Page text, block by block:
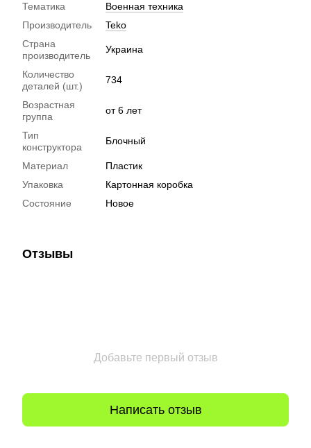
Тематика
Военная техника
Производитель
Teko
Страна
производитель
Украина
Количество
деталей (шт.)
734
Возрастная
группа
от 6 лет
Тип
конструктора
Блочный
Материал
Пластик
Упаковка
Картонная коробка
Состояние
Новое
Отзывы
Добавьте первый отзыв
Написать отзыв